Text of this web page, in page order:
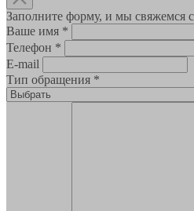
Заполните форму, и мы свяжемся
Ваше имя *
Телефон *
E-mail
Тип обращения *